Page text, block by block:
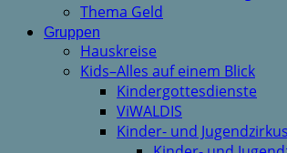
Thema Geld
Gruppen
Hauskreise
Kids–Alles auf einem Blick
Kindergottesdienste
ViWALDIS
Kinder- und Jugendzirkus